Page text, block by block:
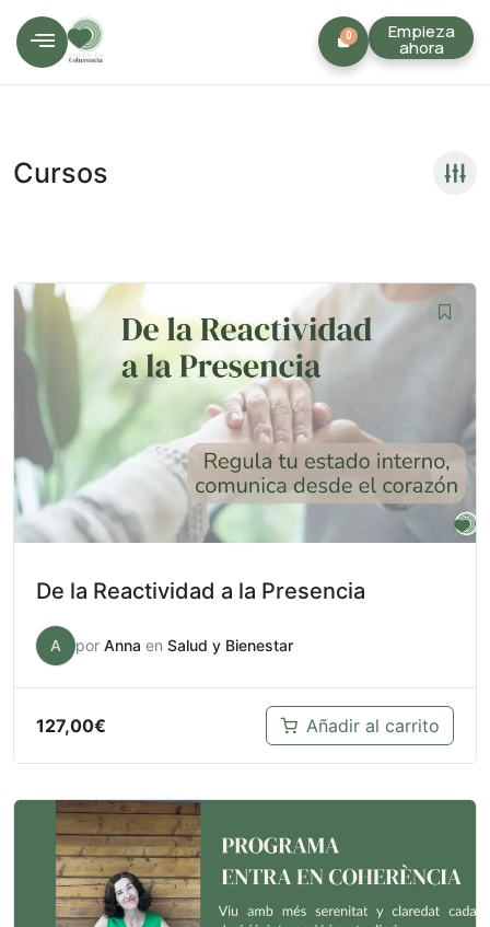
Empieza
ahora
0
Cursos
De la Reactividad a la Presencia
A por Anna en Salud y Bienestar
127,00€ Añadir al carrito